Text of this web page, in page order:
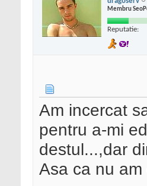
Membru
Reputatie:
Am incercat
pentru a-mi
destul...,dar
Asa ca nu